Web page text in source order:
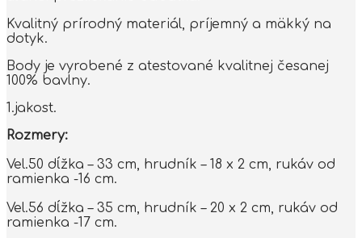
Kvalitný prírodný materiál, príjemný a mäkký na
dotyk.
Body je vyrobené z atestované kvalitnej česanej
100% bavlny.
1.jakost.
Rozmery:
Vel.50 dĺžka – 33 cm, hrudník – 18 x 2 cm, rukáv od
ramienka -16 cm.
Vel.56 dĺžka – 35 cm, hrudník – 20 x 2 cm, rukáv od
ramienka -17 cm.